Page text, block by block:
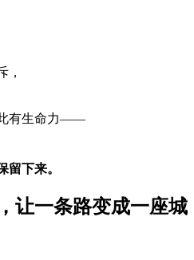
，
有生命力——
留下来。
让一条路变成一座城